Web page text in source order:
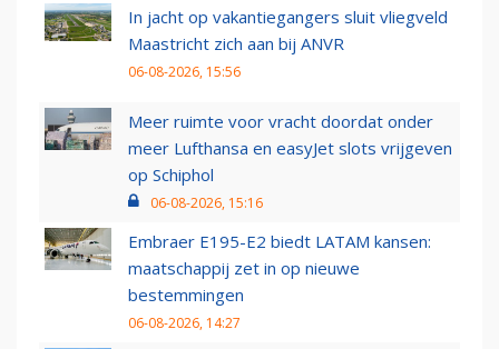
In jacht op vakantiegangers sluit vliegveld
Maastricht zich aan bij ANVR
06-08-2026, 15:56
Meer ruimte voor vracht doordat onder
meer Lufthansa en easyJet slots vrijgeven
op Schiphol
06-08-2026, 15:16
Embraer E195-E2 biedt LATAM kansen:
maatschappij zet in op nieuwe
bestemmingen
06-08-2026, 14:27